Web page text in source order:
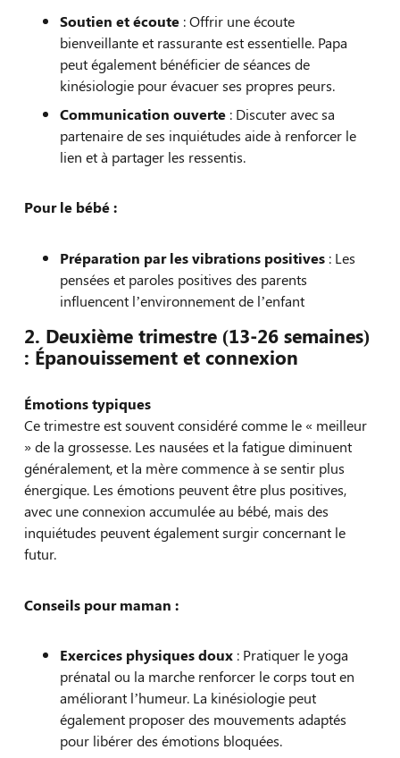
Soutien et écoute : Offrir une écoute
bienveillante et rassurante est essentielle. Papa
peut également bénéficier de séances de
kinésiologie pour évacuer ses propres peurs.
Communication ouverte : Discuter avec sa
partenaire de ses inquiétudes aide à renforcer le
lien et à partager les ressentis.
Pour le bébé :
Préparation par les vibrations positives : Les
pensées et paroles positives des parents
influencent l’environnement de l’enfant
2. Deuxième trimestre (13-26 semaines)
: Épanouissement et connexion
Émotions typiques
Ce trimestre est souvent considéré comme le « meilleur
» de la grossesse. Les nausées et la fatigue diminuent
généralement, et la mère commence à se sentir plus
énergique. Les émotions peuvent être plus positives,
avec une connexion accumulée au bébé, mais des
inquiétudes peuvent également surgir concernant le
futur.
Conseils pour maman :
Exercices physiques doux : Pratiquer le yoga
prénatal ou la marche renforcer le corps tout en
améliorant l’humeur. La kinésiologie peut
également proposer des mouvements adaptés
pour libérer des émotions bloquées.